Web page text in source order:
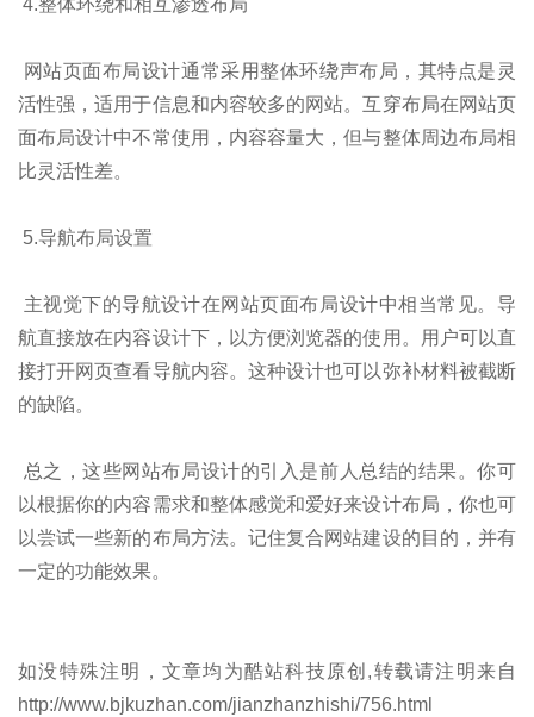
网站页面布局设计通常采用整体环绕声布局，其特点是灵
活性强，适用于信息和内容较多的网站。互穿布局在网站页
面布局设计中不常使用，内容容量大，但与整体周边布局相
比灵活性差。
5.导航布局设置
主视觉下的导航设计在网站页面布局设计中相当常见。导
航直接放在内容设计下，以方便浏览器的使用。用户可以直
接打开网页查看导航内容。这种设计也可以弥补材料被截断
的缺陷。
总之，这些网站布局设计的引入是前人总结的结果。你可
以根据你的内容需求和整体感觉和爱好来设计布局，你也可
以尝试一些新的布局方法。记住复合网站建设的目的，并有
一定的功能效果。
如没特殊注明，文章均为酷站科技原创,转载请注明来自
http://www.bjkuzhan.com/jianzhanzhishi/756.html